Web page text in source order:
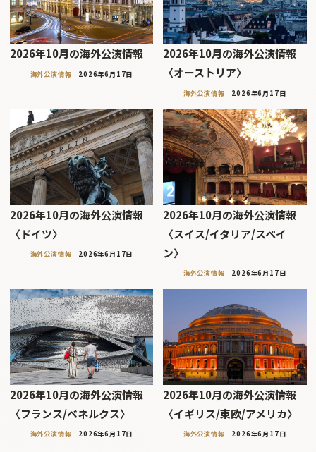
2026年10月の海外公演情報
海外公演情報 2026年6月17日
2026年10月の海外公演情報
〈オーストリア〉
海外公演情報 2026年6月17日
2026年10月の海外公演情報
〈ドイツ〉
海外公演情報 2026年6月17日
2026年10月の海外公演情報
〈スイス/イタリア/スペイ
ン〉
海外公演情報 2026年6月17日
2026年10月の海外公演情報
〈フランス/ベネルクス〉
海外公演情報 2026年6月17日
2026年10月の海外公演情報
〈イギリス/東欧/アメリカ〉
海外公演情報 2026年6月17日